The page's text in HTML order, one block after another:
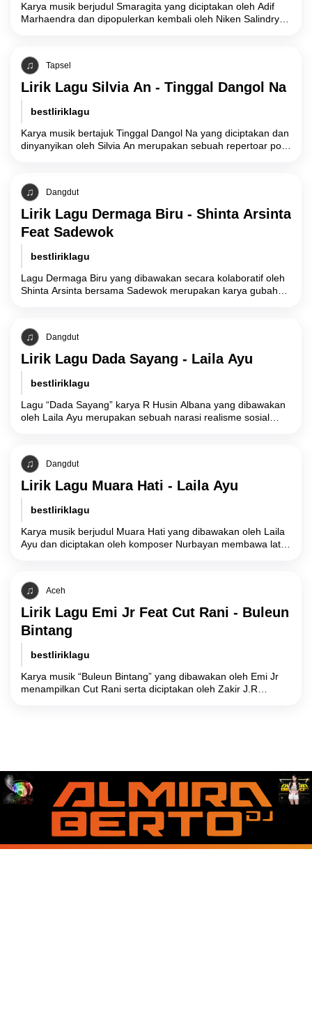
Karya musik berjudul Smaragita yang diciptakan oleh Adif
Marhaendra dan dipopulerkan kembali oleh Niken Salindry
Tapsel
Lirik Lagu Silvia An - Tinggal Dangol Na
bestliriklagu
Karya musik bertajuk Tinggal Dangol Na yang diciptakan dan
dinyanyikan oleh Silvia An merupakan sebuah repertoar pop
Dangdut
Lirik Lagu Dermaga Biru - Shinta Arsinta
Feat Sadewok
bestliriklagu
Lagu Dermaga Biru yang dibawakan secara kolaboratif oleh
Shinta Arsinta bersama Sadewok merupakan karya gubahan
Dangdut
Lirik Lagu Dada Sayang - Laila Ayu
bestliriklagu
Lagu “Dada Sayang” karya R Husin Albana yang dibawakan
oleh Laila Ayu merupakan sebuah narasi realisme sosial
Dangdut
Lirik Lagu Muara Hati - Laila Ayu
bestliriklagu
Karya musik berjudul Muara Hati yang dibawakan oleh Laila
Ayu dan diciptakan oleh komposer Nurbayan membawa latar
Aceh
Lirik Lagu Emi Jr Feat Cut Rani - Buleun
Bintang
bestliriklagu
Karya musik “Buleun Bintang” yang dibawakan oleh Emi Jr
menampilkan Cut Rani serta diciptakan oleh Zakir J.R